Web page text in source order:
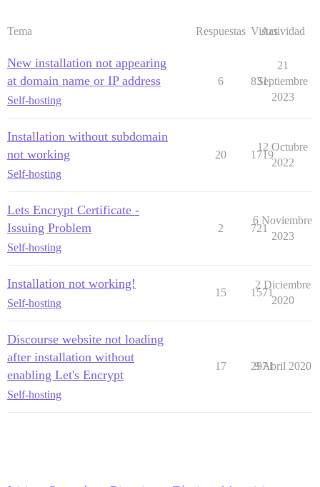
Tema Respuestas Vistas
Actividad
New installation not appearing
at domain name or IP address
Self-hosting
6 831
21
Septiembre
2023
Installation without subdomain
not working
Self-hosting
20 1719
12 Octubre
2022
Lets Encrypt Certificate -
Issuing Problem
Self-hosting
2 721
6 Noviembre
2023
Installation not working!
Self-hosting
15 1571
2 Diciembre
2020
Discourse website not loading
after installation without
enabling Let's Encrypt
Self-hosting
17 2971
9 Abril 2020